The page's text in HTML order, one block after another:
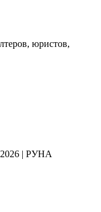
юристов,
| РУНА